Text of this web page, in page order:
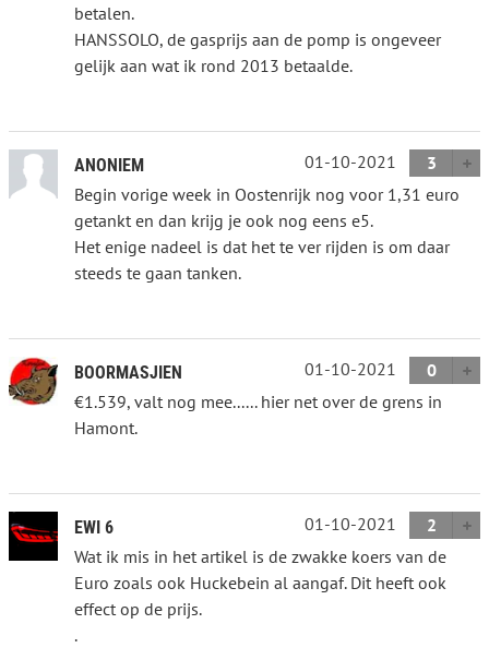
betalen.
HANSSOLO, de gasprijs aan de pomp is ongeveer
gelijk aan wat ik rond 2013 betaalde.
ANONIEM 01-10-2021
3
Begin vorige week in Oostenrijk nog voor 1,31 euro
getankt en dan krijg je ook nog eens e5.
Het enige nadeel is dat het te ver rijden is om daar
steeds te gaan tanken.
BOORMASJIEN 01-10-2021
0
€1.539, valt nog mee...... hier net over de grens in
Hamont.
EWI 6 01-10-2021
2
Wat ik mis in het artikel is de zwakke koers van de
Euro zoals ook Huckebein al aangaf. Dit heeft ook
effect op de prijs.
.